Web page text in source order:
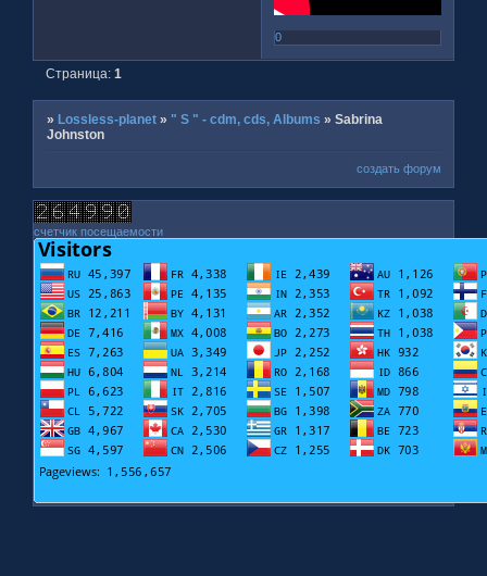
0
Страница:1
»Lossless-planet » " S " - cdm, cds, Albums »Sabrina
Johnston
создать форум
счетчик посещаемости